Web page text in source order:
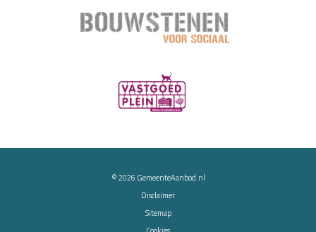
© 2026 GemeenteAanbod.nl
Disclaimer
Sitemap